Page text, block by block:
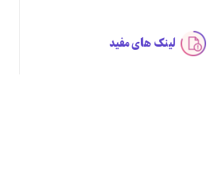
لینک های مفید